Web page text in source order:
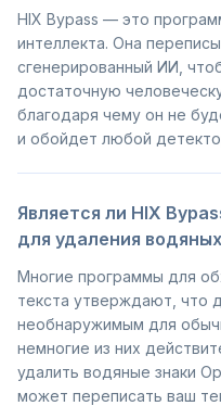
HIX Bypass — это
интеллекта. Она
сгенерированный ИИ,
достаточную
благодаря чему он не
и обойдет любой
Является ли HIX
для удаления
Многие программы для
текста утверждают, что
необнаружимым для
немногие из них
удалить водяные знаки
может переписать ваш